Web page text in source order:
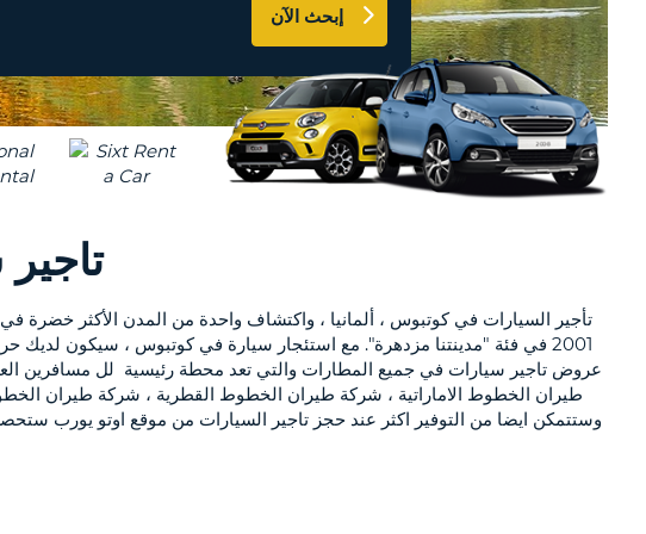
LEAST
UPPERCASE
CHARACTER
AT
LEAST
LEAST
ONE
NUMBER
AT
LEAST
RESET
PASSWORD
CANCEL
AGENTS & AFFILIATES
CONTACT US
إبحث الآن
عروض تاجير سيارات في جميع المطارات والتي تعد محطة رئيسية لل مسافرين
طيران الخطوط الاماراتية ، شركة طيران الخطوط القطرية ، شركة طيران
وستتمكن ايضا من التوفير اكثر عند حجز تاجير السيارات من موقع اوتو يورب